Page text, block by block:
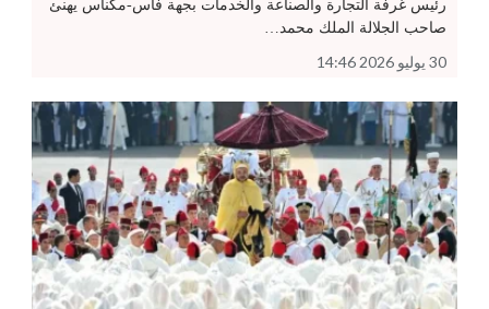
رئيس غرفة التجارة والصناعة والخدمات بجهة فاس-مكناس يهنئ
صاحب الجلالة الملك محمد…
30 يوليو 2026 14:46